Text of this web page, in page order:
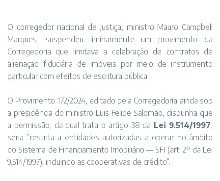
O corregedor nacional de Justiça, ministro Mauro Campbell
Marques, suspendeu liminarmente um provimento da
Corregedoria que limitava a celebração de contratos de
alienação fiduciária de imóveis por meio de instrumento
particular com efeitos de escritura pública.
O Provimento 172/2024, editado pela Corregedoria ainda sob
a presidência do ministro Luis Felipe Salomão, dispunha que
a permissão, da qual trata o artigo 38 da Lei 9.514/1997,
seria “restrita a entidades autorizadas a operar no âmbito
do Sistema de Financiamento Imobiliário — SFI (art. 2º da Lei
9.514/1997), incluindo as cooperativas de crédito”.